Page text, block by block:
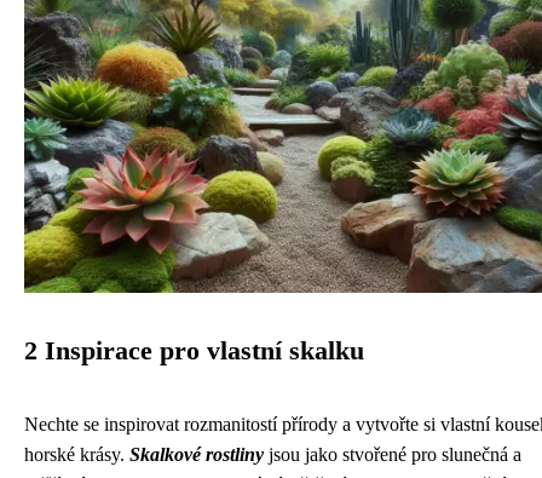
2 Inspirace pro vlastní skalku
Nechte se inspirovat rozmanitostí přírody a vytvořte si vlastní
horské krásy. Skalkové rostliny jsou jako stvořené pro slunečná a